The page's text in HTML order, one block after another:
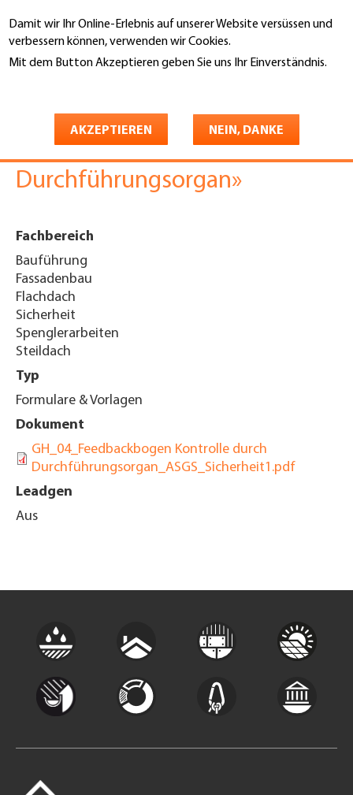
Damit wir Ihr Online-Erlebnis auf unserer Website versüssen und
verbessern können, verwenden wir Cookies.
Mit dem Button Akzeptieren geben Sie uns Ihr Einverständnis.
AKZEPTIEREN NEIN, DANKE
zum
Inhalt
Feedbackbogen ASGS
«Kontrolle durch
Durchführungsorgan»
Fachbereich
Bauführung
Fassadenbau
Flachdach
Sicherheit
Spenglerarbeiten
Steildach
Typ
Formulare & Vorlagen
Dokument
GH_04_Feedbackbogen Kontrolle durch
Durchführungsorgan_ASGS_Sicherheit1.pdf
Leadgen
Aus